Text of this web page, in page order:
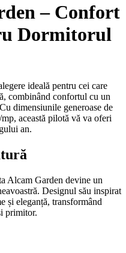
– Confort
Dormitorul
ideală pentru cei care
combinând confortul cu un
dimensiunile generoase de
această pilotă vă va oferi
an.
Alcam Garden devine un
Designul său inspirat
și eleganță, transformând
primitor.